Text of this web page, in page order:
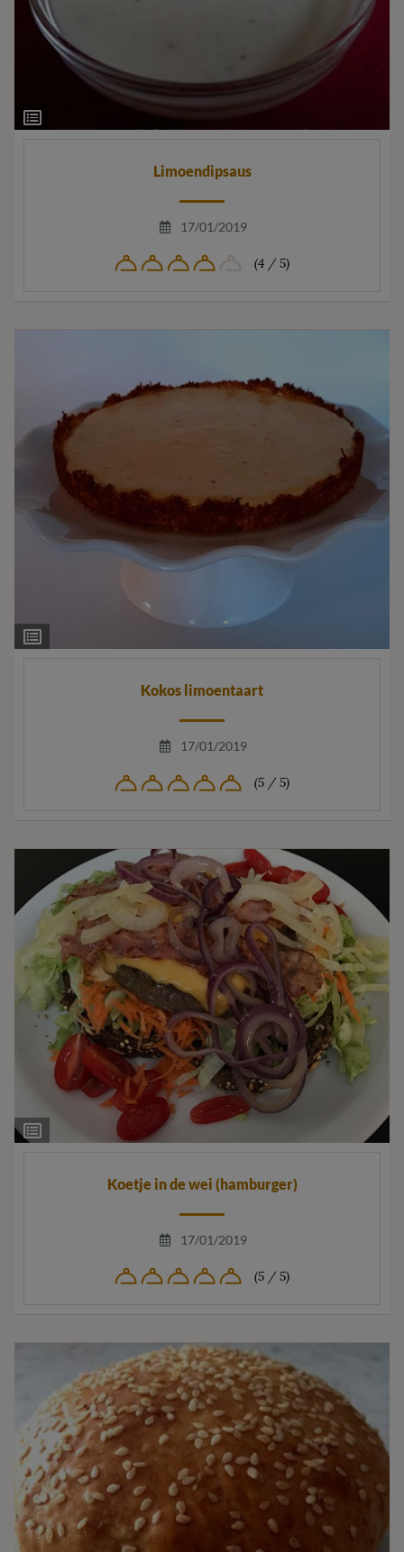
Ingrediëntenlijst
Limoendipsaus
17/01/2019
(4 / 5)
Ingrediëntenlijst
Kokos limoentaart
17/01/2019
(5 / 5)
Ingrediëntenlijst
Koetje in de wei (hamburger)
17/01/2019
(5 / 5)